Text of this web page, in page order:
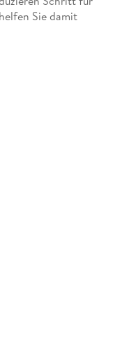
Sie damit